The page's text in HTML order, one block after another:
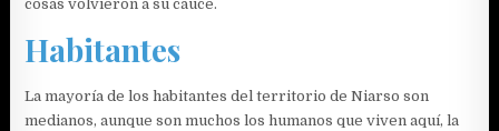
cosas volvieron a su cauce.
Habitantes
La mayoría de los habitantes del territorio de Niarso son
medianos, aunque son muchos los humanos que viven aquí, la